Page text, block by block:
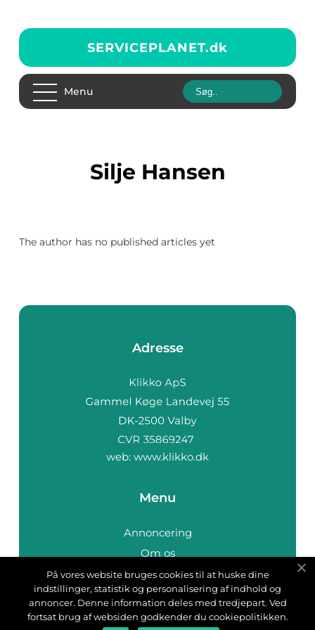
SERVICEPLANET.dk
Menu
Silje Hansen
The author has no published articles yet
Adresse
web: www.klikko.dk
Menu
Annoncering
Om os
Cookies
Kontakt os
Sitemap
På vores website bruges cookies til at huske dine
indstillinger, statistik og personalisering af indhold og
annoncer. Denne information deles med tredjepart. Ved
fortsat brug af websiden godkender du cookiepolitikken.